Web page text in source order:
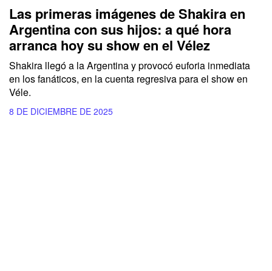
Las primeras imágenes de Shakira en
Argentina con sus hijos: a qué hora
arranca hoy su show en el Vélez
Shakira llegó a la Argentina y provocó euforia inmediata
en los fanáticos, en la cuenta regresiva para el show en
Véle.
8 DE DICIEMBRE DE 2025